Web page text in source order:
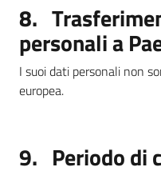
8.
personali a
I suoi dati personali non
europea.
9. Periodo di